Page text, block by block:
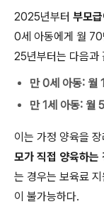
2025년부터 부모
0세 아동에게 월
25년부터는 다음과
만 0세 아동: 월
만 1세 아동: 월
이는 가정 양육을
모가 직접 양육하는
는 경우는 보육료
이 불가능하다.